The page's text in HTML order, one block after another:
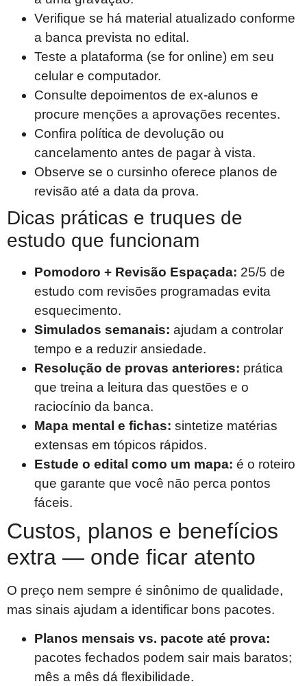
Verifique se há material atualizado conforme
a banca prevista no edital.
Teste a plataforma (se for online) em seu
celular e computador.
Consulte depoimentos de ex-alunos e
procure menções a aprovações recentes.
Confira política de devolução ou
cancelamento antes de pagar à vista.
Observe se o cursinho oferece planos de
revisão até a data da prova.
Dicas práticas e truques de
estudo que funcionam
Pomodoro + Revisão Espaçada: 25/5 de
estudo com revisões programadas evita
esquecimento.
Simulados semanais: ajudam a controlar
tempo e a reduzir ansiedade.
Resolução de provas anteriores: prática
que treina a leitura das questões e o
raciocínio da banca.
Mapa mental e fichas: sintetize matérias
extensas em tópicos rápidos.
Estude o edital como um mapa: é o roteiro
que garante que você não perca pontos
fáceis.
Custos, planos e benefícios
extra — onde ficar atento
O preço nem sempre é sinônimo de qualidade,
mas sinais ajudam a identificar bons pacotes.
Planos mensais vs. pacote até prova:
pacotes fechados podem sair mais baratos;
mês a mês dá flexibilidade.